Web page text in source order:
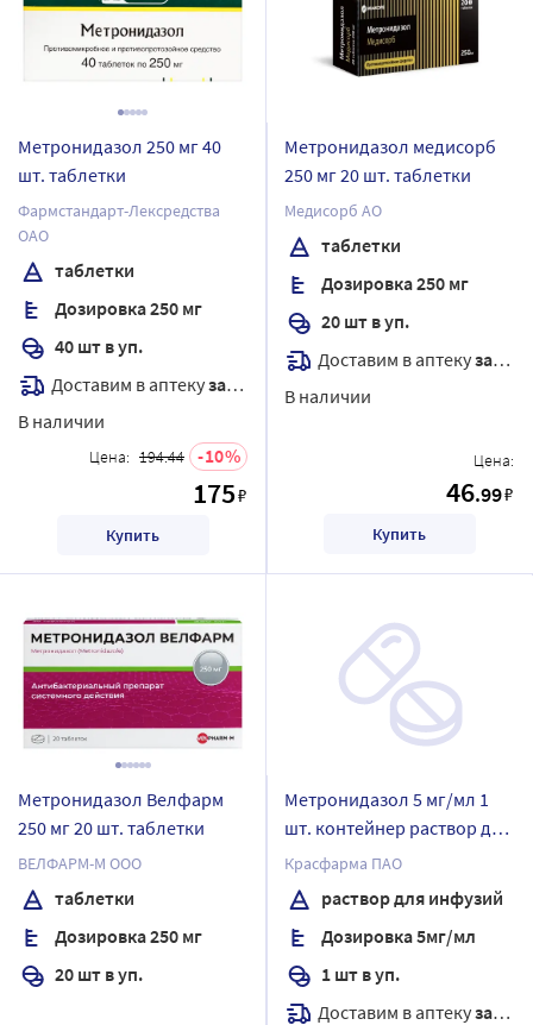
Метронидазол 250 мг 40
шт. таблетки
Фармстандарт-Лексредства
ОАО
таблетки
Дозировка 250 мг
40 шт в уп.
Доставим в аптекузавтра
В наличии
Цена: 194.44 10
175₽
Купить
Метронидазол медисорб
250 мг 20 шт. таблетки
Медисорб АО
таблетки
Дозировка 250 мг
20 шт в уп.
Доставим в аптекузавтра
В наличии
Цена:
46.99₽
Купить
Метронидазол Велфарм
250 мг 20 шт. таблетки
ВЕЛФАРМ-М ООО
таблетки
Дозировка 250 мг
20 шт в уп.
Метронидазол 5 мг/мл 1
шт. контейнер раствор для
инфузий 100 мл
Красфарма ПАО
раствор для инфузий
Дозировка 5мг/мл
1 шт в уп.
Доставим в аптекузавтра